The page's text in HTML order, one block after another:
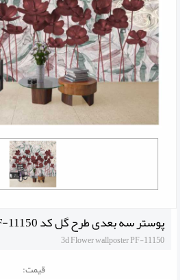
پوستر سه بعدی طرح گل کد PF-11150
3d Flower wallposter PF-11150
قیمت: